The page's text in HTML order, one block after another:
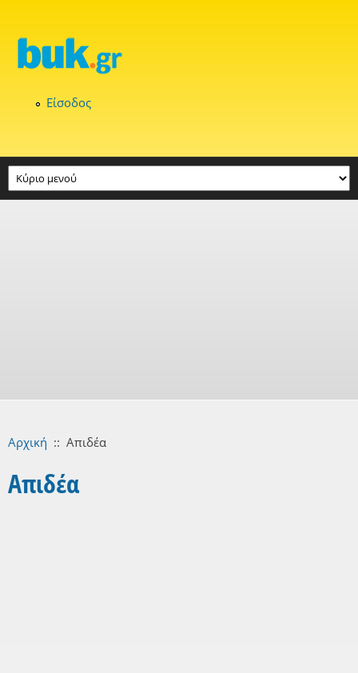
Είσοδος
Αρχική :: Απιδέα
Απιδέα